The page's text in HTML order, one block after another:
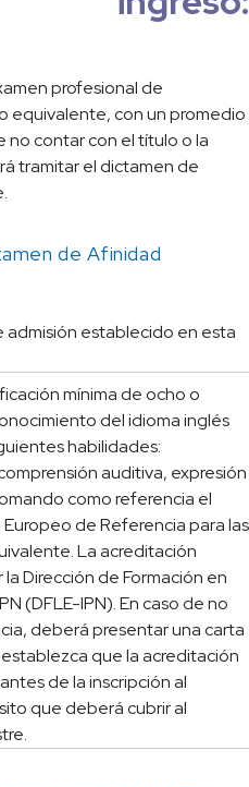
profesional de
equivalente, con un promedio
no contar con el título o la
tramitar el dictamen de
de Afinidad
establecido en esta
mínima de ocho o
del idioma inglés
habilidades:
auditiva, expresión
como referencia el
Europeo de Referencia para las
La acreditación
Dirección de Formación en
(DFLE-IPN). En caso de no
deberá presentar una carta
que la acreditación
de la inscripción al
que deberá cubrir al